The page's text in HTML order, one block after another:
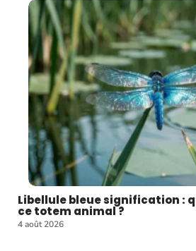
Libellule bleue signification :
ce totem animal ?
4 août 2026